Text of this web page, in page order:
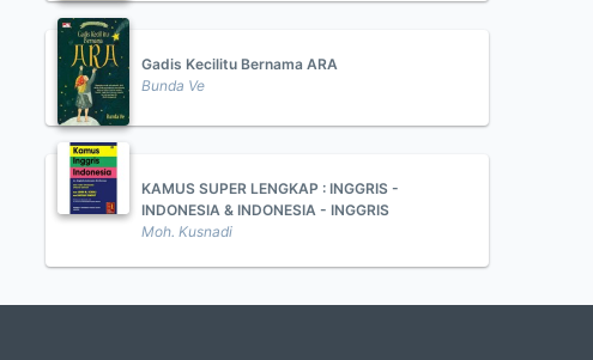
Gadis Kecilitu Bernama ARA
Bunda Ve
KAMUS SUPER LENGKAP : INGGRIS -
INDONESIA & INDONESIA - INGGRIS
Moh. Kusnadi